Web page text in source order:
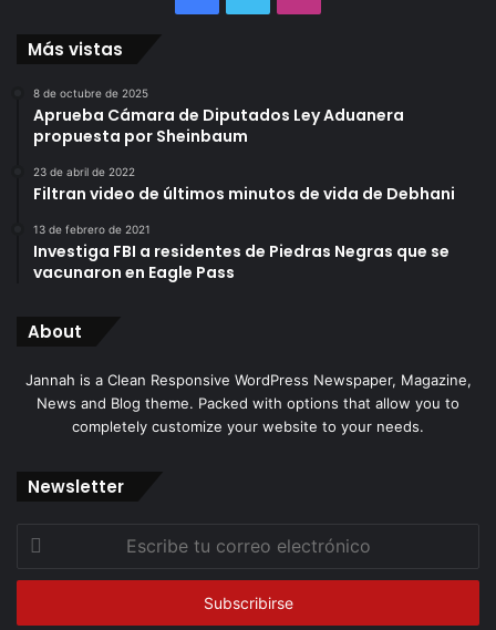
Más vistas
8 de octubre de 2025
Aprueba Cámara de Diputados Ley Aduanera
propuesta por Sheinbaum
23 de abril de 2022
Filtran video de últimos minutos de vida de Debhani
13 de febrero de 2021
Investiga FBI a residentes de Piedras Negras que se
vacunaron en Eagle Pass
About
Jannah is a Clean Responsive WordPress Newspaper, Magazine,
News and Blog theme. Packed with options that allow you to
completely customize your website to your needs.
Newsletter
correo